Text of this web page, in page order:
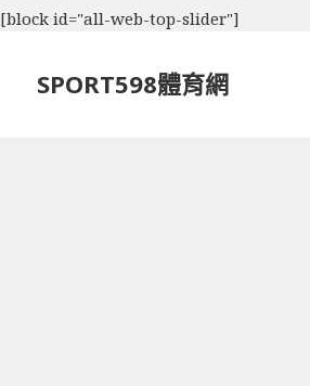
[block id="all-web-top-slider"]
SPORT598體育網